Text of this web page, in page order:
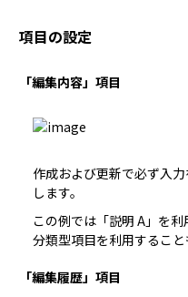
項目の設定
「編集内容」項目
作成および更新で必ず入
します。
この例では「説明 A」を利
分類型項目を利用すること
「編集履歴」項目